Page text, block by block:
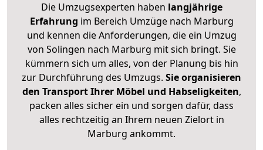
Die Umzugsexperten haben langjährige
Erfahrung im Bereich Umzüge nach Marburg
und kennen die Anforderungen, die ein Umzug
von Solingen nach Marburg mit sich bringt. Sie
kümmern sich um alles, von der Planung bis hin
zur Durchführung des Umzugs. Sie organisieren
den Transport Ihrer Möbel und Habseligkeiten,
packen alles sicher ein und sorgen dafür, dass
alles rechtzeitig an Ihrem neuen Zielort in
Marburg ankommt.